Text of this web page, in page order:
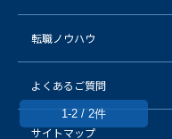
1-2 / 2件
転職ノウハウ
よくあるご質問
サイトマップ